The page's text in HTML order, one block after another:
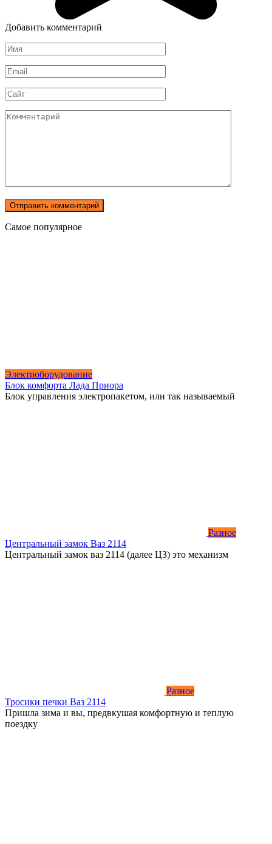
Добавить комментарий
Имя
*
Email
*
Сайт
Комментарий
Самое популярное
Электроборудование
Блок комфорта Лада Приора
Блок управления электропакетом, или так называемый
Разное
Центральный замок Ваз 2114
Центральный замок ваз 2114 (далее ЦЗ) это механизм
Разное
Тросики печки Ваз 2114
Пришла зима и вы, предвкушая комфортную и теплую
поездку